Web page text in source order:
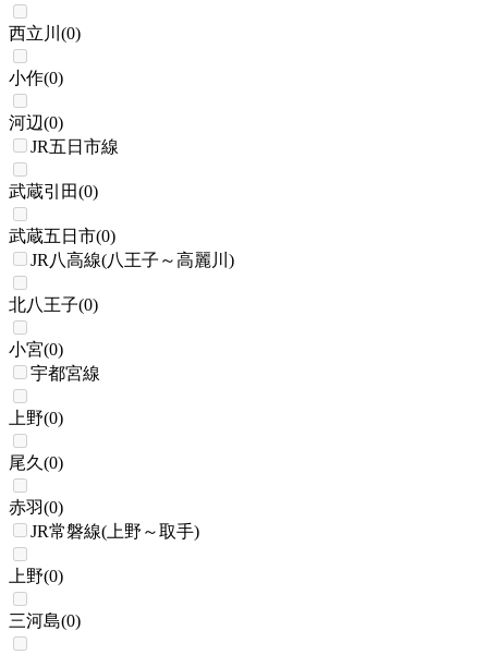
西立川 (0)
小作(0)
河辺(0)
JR五日市線
武蔵引田(0)
武蔵五日市(0)
JR八高線(八王子～高麗川)
北八王子(0)
小宮(0)
宇都宮線
上野(0)
尾久 (0)
赤羽(0)
JR常磐線(上野～取手)
上野(0)
三河島(0)